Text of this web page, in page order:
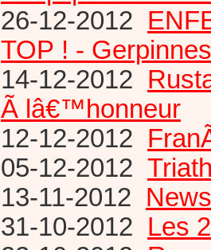
26-12-2012
TOP ! - Gerpinnes
14-12-2012
Ã lâ€™honneur
12-12-2012
05-12-2012
13-11-2012
31-10-2012 Les